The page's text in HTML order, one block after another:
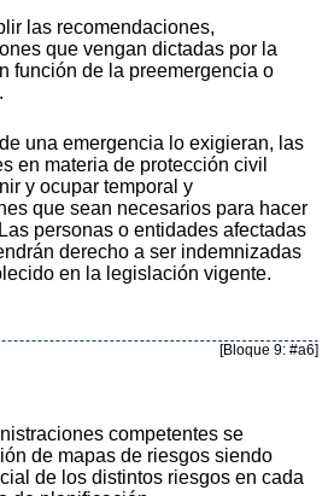
las recomendaciones,
que vengan dictadas por la
función de la preemergencia o
una emergencia lo exigieran, las
en materia de protección civil
y ocupar temporal y
que sean necesarios para hacer
personas o entidades afectadas
derecho a ser indemnizadas
en la legislación vigente.
[Bloque 9: #a6]
competentes se
de mapas de riesgos siendo
de los distintos riesgos en cada